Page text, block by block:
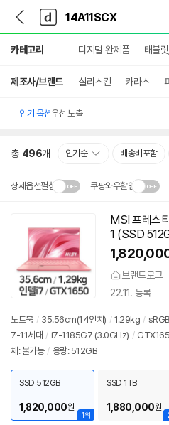
다
나
와
가
기
다
와
메
인
카테고리 디지털 완제품 태블
제조사/브랜드 실리스킨 카라스
인기 옵션우선 노출
총 496개 인기순 배송비포함
상세옵션펼침 쿠팡와우할인
배송·설치비가 달라집니다.
닫
기
MSI 프레스
1 (SSD
브랜드로그
22.11. 등록
노트북 / 35.56cm(14인치) / 1.29kg /
7-11세대 / i7-1185G7 (3.0GHz) /
체: 불가능 / 용량: 512GB
1위
SSD 512GB
1,820,000원
SSD 1TB
1,880,000원